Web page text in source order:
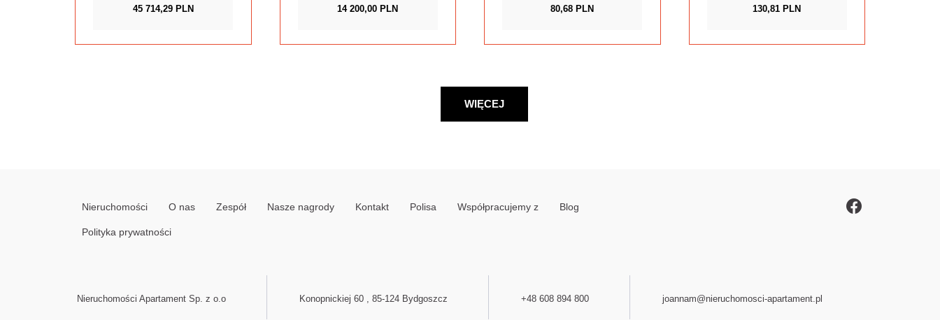
45 714,29 PLN 14 200,00 PLN 80,68 PLN 130,81 PLN
WIĘCEJ
Nieruchomości O nas Zespół Nasze nagrody Kontakt Polisa Współpracujemy z Blog
Polityka prywatności
Nieruchomości Apartament Sp. z o.o Konopnickiej 60 , 85-124 Bydgoszcz +48 608 894 800 joannam@nieruchomosci-apartament.pl